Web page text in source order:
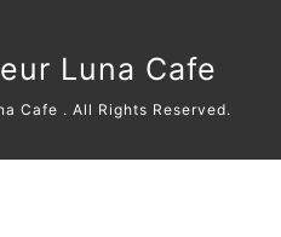
Luna Cafe
Cafe . All Rights Reserved.